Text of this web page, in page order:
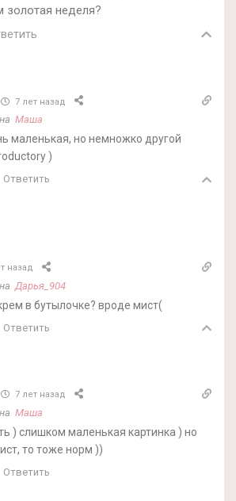
золотая неделя?
7 лет назад
Маша
маленькая, но немножко другой
)
Ответить
назад
Дарья_904
в бутылочке? вроде мист(
Ответить
7 лет назад
Маша
) слишком маленькая картинка ) но
то тоже норм ))
Ответить